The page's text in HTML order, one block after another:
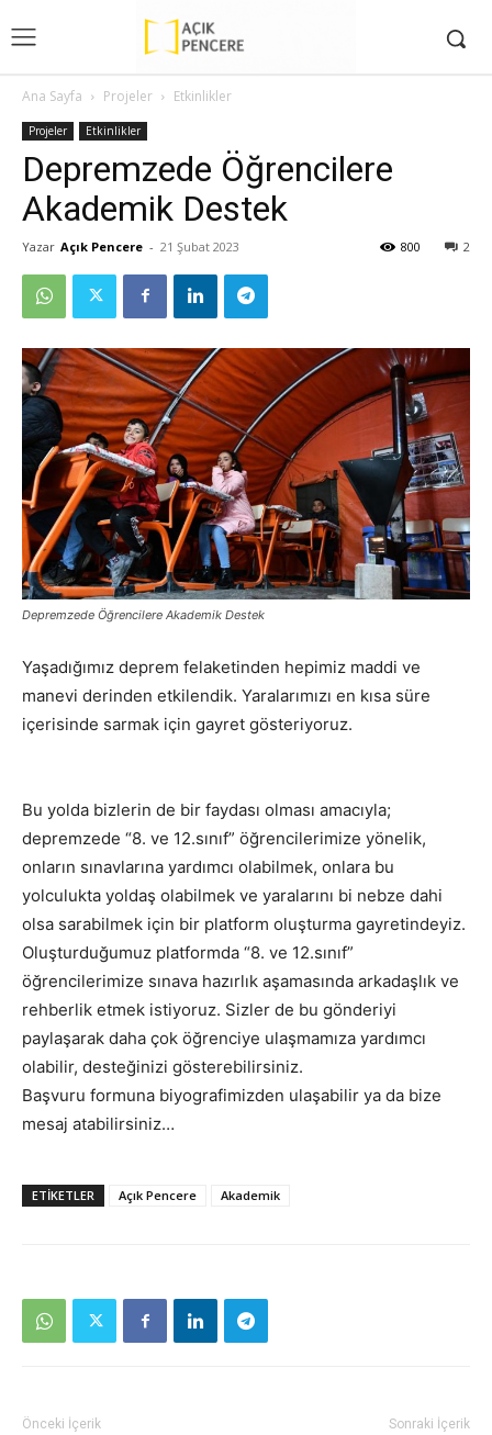
Ana Sayfa Projeler Etkinlikler
Projeler Etkinlikler
Depremzede Öğrencilere
Akademik Destek
Yazar Açık Pencere - 21 Şubat 2023 2
800
Depremzede Öğrencilere Akademik Destek
Yaşadığımız deprem felaketinden hepimiz maddi ve
manevi derinden etkilendik. Yaralarımızı en kısa süre
içerisinde sarmak için gayret gösteriyoruz.
Bu yolda bizlerin de bir faydası olması amacıyla;
depremzede “8. ve 12.sınıf” öğrencilerimize yönelik,
onların sınavlarına yardımcı olabilmek, onlara bu
yolculukta yoldaş olabilmek ve yaralarını bi nebze dahi
olsa sarabilmek için bir platform oluşturma gayretindeyiz.
Oluşturduğumuz platformda “8. ve 12.sınıf”
öğrencilerimize sınava hazırlık aşamasında arkadaşlık ve
rehberlik etmek istiyoruz. Sizler de bu gönderiyi
paylaşarak daha çok öğrenciye ulaşmamıza yardımcı
olabilir, desteğinizi gösterebilirsiniz.
Başvuru formuna biyografimizden ulaşabilir ya da bize
mesaj atabilirsiniz…
ETIKETLER Açık Pencere Akademik
Önceki İçerik Sonraki İçerik